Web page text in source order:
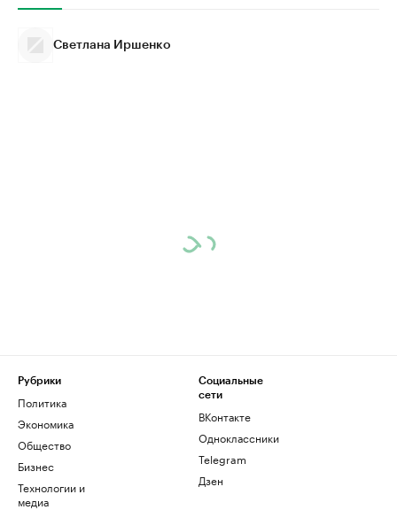
Светлана Иршенко
Рубрики
Политика
Экономика
Общество
Бизнес
Технологии и
медиа
Социальные
сети
ВКонтакте
Одноклассники
Telegram
Дзен